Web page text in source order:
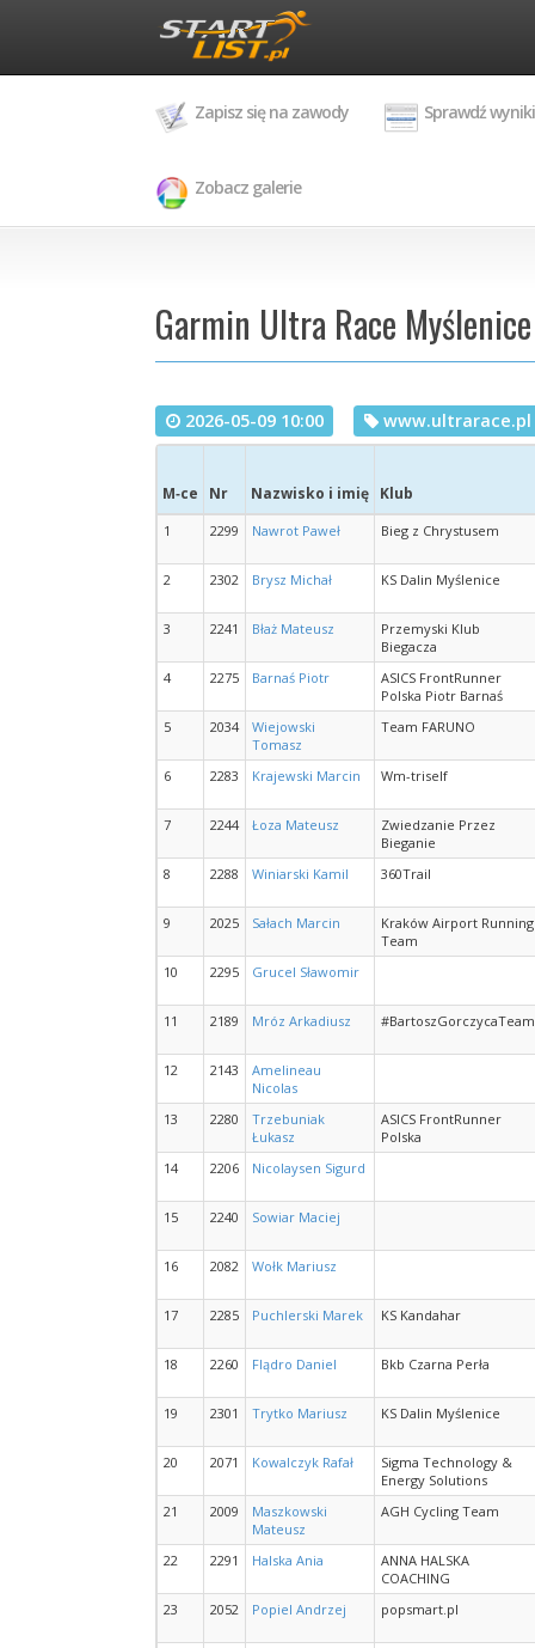
Zapisz się na zawody Sprawdź wyniki
Zobacz galerie
Garmin Ultra Race
2026-05-09 10:00 www.ultrarace.pl
M‑ce Nr Nazwisko i imię Klub
1 2299 Nawrot Paweł Bieg z Chrystusem
2 2302 Brysz Michał KS Dalin Myślenice
3 2241 Błaż Mateusz
Przemyski Klub
Biegacza
4
2275 Barnaś Piotr
ASICS FrontRunner
Polska Piotr Barnaś
5
2034
Wiejowski
Tomasz
Team FARUNO
6 2283 Krajewski Marcin Wm-triself
7 2244 Łoza Mateusz
Zwiedzanie Przez
Bieganie
8
2288 Winiarski Kamil 360Trail
9 2025 Sałach Marcin
Kraków Airport Running
Team
10
2295 Grucel Sławomir
11 2189 Mróz Arkadiusz #BartoszGorczycaTeam
12 2143
Amelineau
Nicolas
13
2280
Trzebuniak
Łukasz
ASICS FrontRunner
Polska
14
2206 Nicolaysen Sigurd
15 2240 Sowiar Maciej
16 2082 Wołk Mariusz
17 2285 Puchlerski Marek KS Kandahar
18 2260 Flądro Daniel Bkb Czarna Perła
19 2301 Trytko Mariusz KS Dalin Myślenice
20 2071 Kowalczyk Rafał
Sigma Technology &
Energy Solutions
21
2009
Maszkowski
Mateusz
AGH Cycling Team
22 2291 Halska Ania
ANNA HALSKA
COACHING
23
2052 Popiel Andrzej popsmart.pl